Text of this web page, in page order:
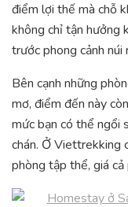
điểm lợi thế mà chỗ
không chỉ tận hưởng
trước phong cảnh núi
Bên cạnh những
mơ, điểm đến này
mức bạn có thể ngổi
chán. Ở Viettrekking
phòng tập thể, giá